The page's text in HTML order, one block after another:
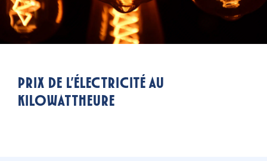
Prix de l’électricité au
kilowattheure